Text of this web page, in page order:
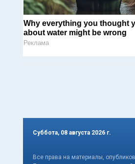
Why everything you thought
about water might be wrong
Реклама
Суббота, 08 августа 2026 г.
Все права на материалы,